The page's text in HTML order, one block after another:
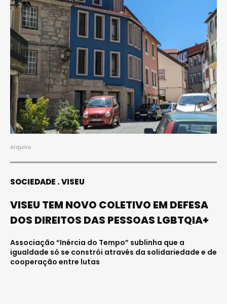
Arquivo
SOCIEDADE VISEU
VISEU TEM NOVO COLETIVO EM DEFESA
DOS DIREITOS DAS PESSOAS LGBTQIA+
Associação “Inércia do Tempo” sublinha que a
igualdade só se constrói através da solidariedade e de
cooperação entre lutas